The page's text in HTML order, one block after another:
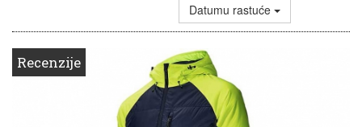
Datumu rastuće
Recenzije